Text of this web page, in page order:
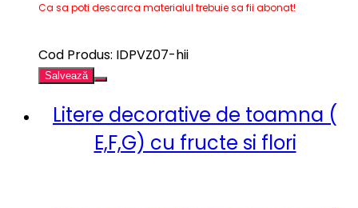
Ca sa poti descarca materialul trebuie sa fii abonat!
Cod Produs: IDPVZ07-hii
Salvează
Litere decorative de toamna (
E,F,G) cu fructe si flori